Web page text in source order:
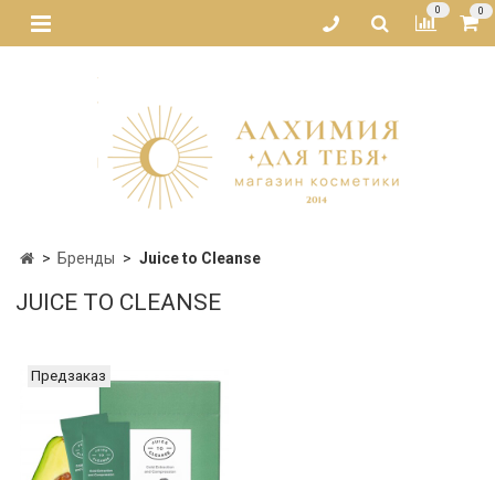
0 0
Бренды Juice to Cleanse
JUICE TO CLEANSE
Предзаказ